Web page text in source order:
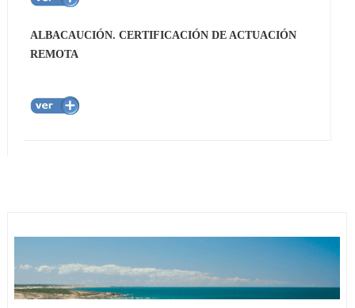
ALBACAUCIÓN. CERTIFICACIÓN DE ACTUACIÓN
REMOTA